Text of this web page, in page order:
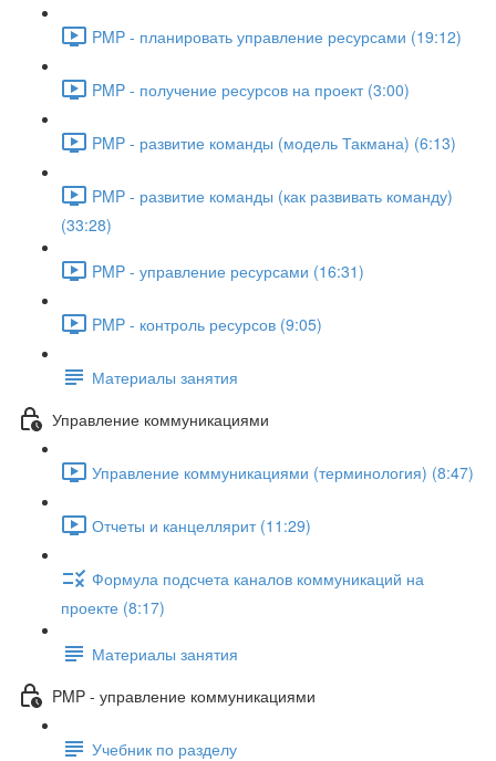
PMP - планировать управление ресурсами (19:12)
PMP - получение ресурсов на проект (3:00)
PMP - развитие команды (модель Такмана) (6:13)
PMP - развитие команды (как развивать команду)
(33:28)
PMP - управление ресурсами (16:31)
PMP - контроль ресурсов (9:05)
Материалы занятия
Управление коммуникациями
Управление коммуникациями (терминология) (8:47)
Отчеты и канцеллярит (11:29)
Формула подсчета каналов коммуникаций на
проекте (8:17)
Материалы занятия
PMP - управление коммуникациями
Учебник по разделу